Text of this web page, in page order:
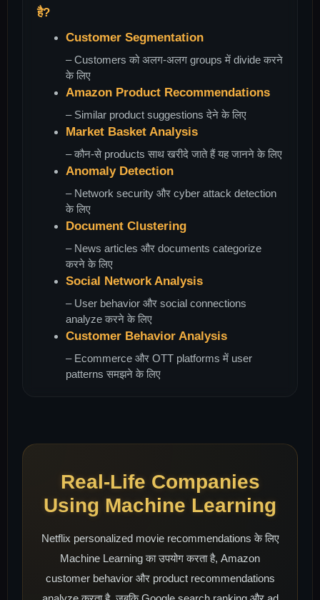
है?
Customer Segmentation
– Customers को अलग-अलग groups में divide करने
के लिए
Amazon Product Recommendations
– Similar product suggestions देने के लिए
Market Basket Analysis
– कौन-से products साथ खरीदे जाते हैं यह जानने के लिए
Anomaly Detection
– Network security और cyber attack detection
के लिए
Document Clustering
– News articles और documents categorize
करने के लिए
Social Network Analysis
– User behavior और social connections
analyze करने के लिए
Customer Behavior Analysis
– Ecommerce और OTT platforms में user
patterns समझने के लिए
Real-Life Companies
Using Machine Learning
Netflix personalized movie recommendations के लिए
Machine Learning का उपयोग करता है, Amazon
customer behavior और product recommendations